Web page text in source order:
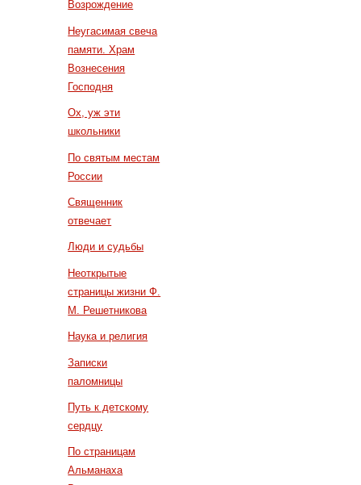
Возрождение
Неугасимая свеча
памяти. Храм
Вознесения
Господня
Ох, уж эти
школьники
По святым местам
России
Священник
отвечает
Люди и судьбы
Неоткрытые
страницы жизни Ф.
М. Решетникова
Наука и религия
Записки
паломницы
Путь к детскому
сердцу
По страницам
Альманаха